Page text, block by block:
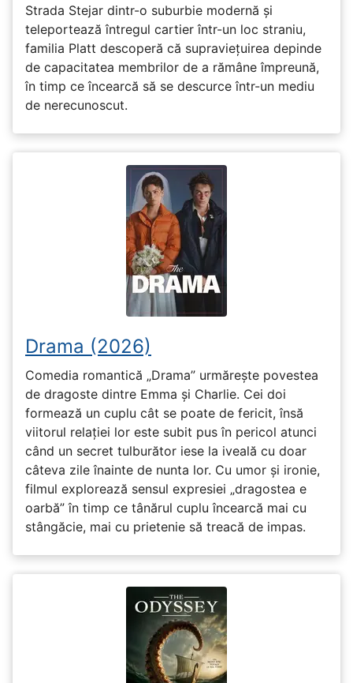
Strada Stejar dintr-o suburbie modernă și
teleportează întregul cartier într-un loc straniu,
familia Platt descoperă că supraviețuirea depinde
de capacitatea membrilor de a rămâne împreună,
în timp ce încearcă să se descurce într-un mediu
de nerecunoscut.
Drama (2026)
Comedia romantică „Drama” urmărește povestea
de dragoste dintre Emma și Charlie. Cei doi
formează un cuplu cât se poate de fericit, însă
viitorul relației lor este subit pus în pericol atunci
când un secret tulburător iese la iveală cu doar
câteva zile înainte de nunta lor. Cu umor și ironie,
filmul explorează sensul expresiei „dragostea e
oarbă” în timp ce tânărul cuplu încearcă mai cu
stângăcie, mai cu prietenie să treacă de impas.